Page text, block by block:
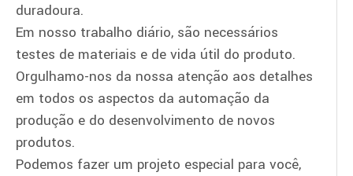
duradoura.
Em nosso trabalho diário, são necessários
testes de materiais e de vida útil do produto.
Orgulhamo-nos da nossa atenção aos detalhes
em todos os aspectos da automação da
produção e do desenvolvimento de novos
produtos.
Podemos fazer um projeto especial para você,